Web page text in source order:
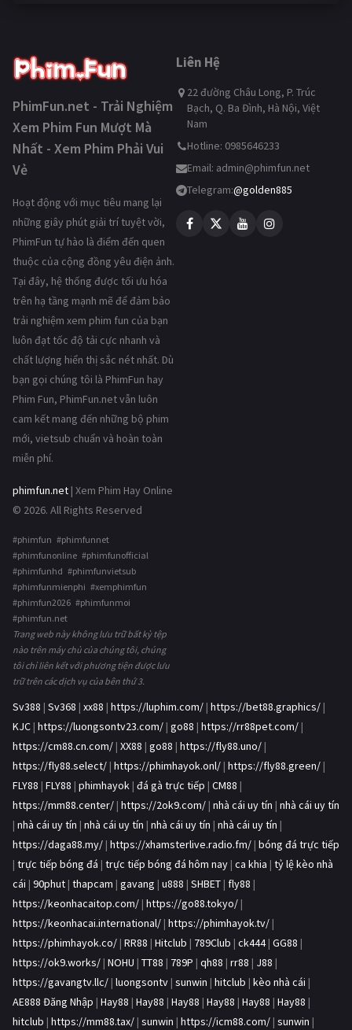
PhimFun.net - Trải Nghiệm
Xem Phim Fun Mượt Mà
Nhất - Xem Phim Phải Vui
Vẻ
Hoạt động với mục tiêu mang lại
những giây phút giải trí tuyệt vời,
PhimFun tự hào là điểm đến quen
thuộc của cộng đồng yêu điện ảnh.
Tại đây, hệ thống được tối ưu hóa
trên hạ tầng mạnh mẽ để đảm bảo
trải nghiệm xem phim fun của bạn
luôn đạt tốc độ tải cực nhanh và
chất lượng hiển thị sắc nét nhất. Dù
bạn gọi chúng tôi là PhimFun hay
Phim Fun, PhimFun.net vẫn luôn
cam kết mang đến những bộ phim
mới, vietsub chuẩn và hoàn toàn
miễn phí.
phimfun.net | Xem Phim Hay Online
© 2026. All Rights Reserved
#phimfun #phimfunnet
#phimfunonline #phimfunofficial
#phimfunhd #phimfunvietsub
#phimfunmienphi #xemphimfun
#phimfun2026 #phimfunmoi
#phimfun.net
Trang web này không lưu trữ bất kỳ tệp
nào trên máy chủ của chúng tôi, chúng
tôi chỉ liên kết với phương tiện được lưu
trữ trên các dịch vụ của bên thứ 3.
Liên Hệ
22 đường Châu Long, P. Trúc
Bạch, Q. Ba Đình, Hà Nội, Việt
Nam
Hotline: 0985646233
Email: admin@phimfun.net
Telegram:@golden885
Sv388 | Sv368 | xx88 | https://luphim.com/ | https://bet88.graphics/ |
KJC | https://luongsontv23.com/ | go88 | https://rr88pet.com/ |
https://cm88.cn.com/ | XX88 | go88 | https://fly88.uno/ |
https://fly88.select/ | https://phimhayok.onl/ | https://fly88.green/ |
FLY88 | FLY88 | phimhayok | đá gà trực tiếp | CM88 |
https://mm88.center/ | https://2ok9.com/ | nhà cái uy tín | nhà cái uy tín
| nhà cái uy tín | nhà cái uy tín | nhà cái uy tín | nhà cái uy tín |
https://daga88.my/ | https://xhamsterlive.radio.fm/ | bóng đá trực tiếp
| trực tiếp bóng đá | trực tiếp bóng đá hôm nay | ca khia | tỷ lệ kèo nhà
cái | 90phut | thapcam | gavang | u888 | SHBET | fly88 |
https://keonhacaitop.com/ | https://go88.tokyo/ |
https://keonhacai.international/ | https://phimhayok.tv/ |
https://phimhayok.co/ | RR88 | Hitclub | 789Club | ck444| GG88 |
https://ok9.works/ | NOHU | TT88 | 789P | qh88 | rr88 | J88 |
https://gavangtv.llc/ | luongsontv | sunwin | hitclub | kèo nhà cái |
AE888 Đăng Nhập | Hay88 | Hay88 | Hay88 | Hay88 | Hay88 | Hay88 |
hitclub | https://mm88.tax/ | sunwin | https://icm88.com/ | sunwin |